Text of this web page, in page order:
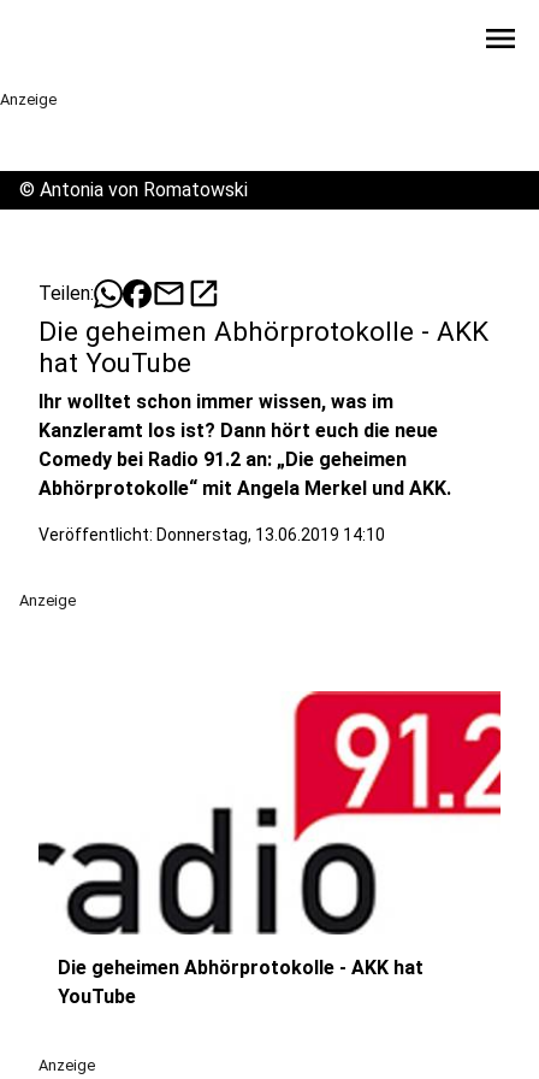
menu
Anzeige
© Antonia von Romatowski
Teilen: mailopen_in_new
Die geheimen Abhörprotokolle - AKK
hat YouTube
Ihr wolltet schon immer wissen, was im
Kanzleramt los ist? Dann hört euch die neue
Comedy bei Radio 91.2 an: „Die geheimen
Abhörprotokolle“ mit Angela Merkel und AKK.
Veröffentlicht: Donnerstag, 13.06.2019 14:10
Anzeige
Die geheimen Abhörprotokolle - AKK hat
YouTube
Anzeige